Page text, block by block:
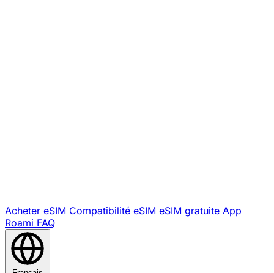
Acheter eSIM Compatibilité eSIM eSIM gratuite App
Roami FAQ